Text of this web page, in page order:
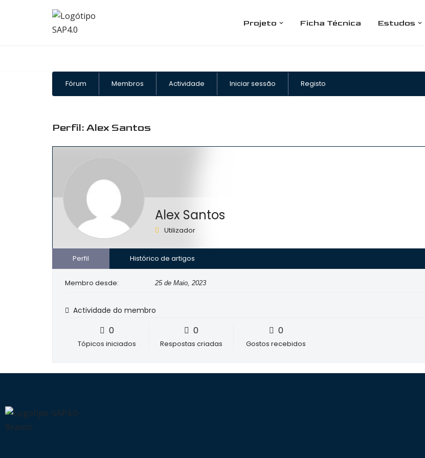
Projeto Ficha Técnica Estudos
Fórum Membros Actividade Iniciar sessão Registo
Perfil: Alex Santos
Alex Santos
Utilizador
Perfil Histórico de artigos
Membro desde: 25 de Maio, 2023
Actividade do membro
0
Tópicos iniciados
0
Respostas criadas
0
Gostos recebidos